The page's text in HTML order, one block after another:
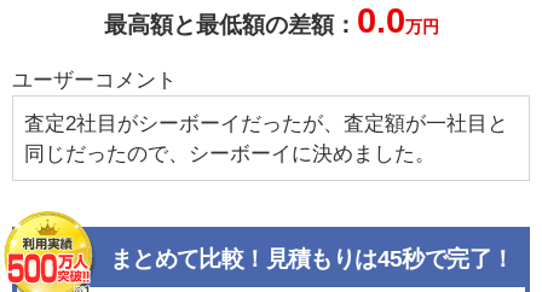
最高額と最低額の差額： 0.0万円
ユーザーコメント
査定2社目がシーボーイだったが、査定額が一社目と
同じだったので、シーボーイに決めました。
まとめて比較！見積もりは45秒で完了！